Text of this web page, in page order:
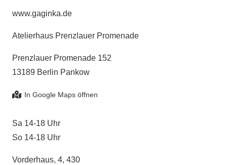
www.gaginka.de
Atelierhaus Prenzlauer Promenade
Prenzlauer Promenade 152
13189 Berlin Pankow
Sa 14-18 Uhr
So 14-18 Uhr
Vorderhaus, 4, 430